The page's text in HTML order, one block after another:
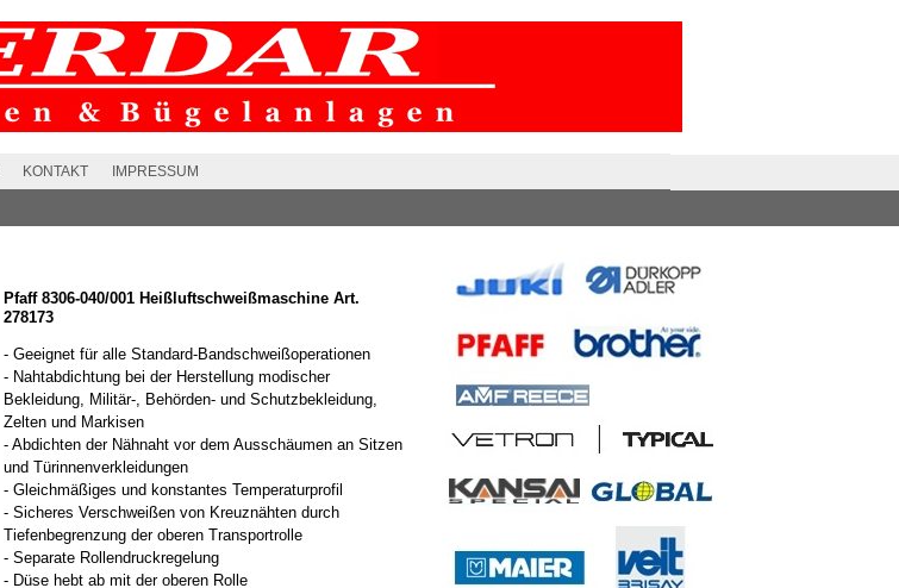
KONTAKT IMPRESSUM
Pfaff 8306-040/001 Heißluftschweißmaschine Art.
278173
- Geeignet für alle Standard-Bandschweißoperationen
- Nahtabdichtung bei der Herstellung modischer
Bekleidung, Militär-, Behörden- und Schutzbekleidung,
Zelten und Markisen
- Abdichten der Nähnaht vor dem Ausschäumen an Sitzen
und Türinnenverkleidungen
- Gleichmäßiges und konstantes Temperaturprofil
- Sicheres Verschweißen von Kreuznähten durch
Tiefenbegrenzung der oberen Transportrolle
- Separate Rollendruckregelung
- Düse hebt ab mit der oberen Rolle